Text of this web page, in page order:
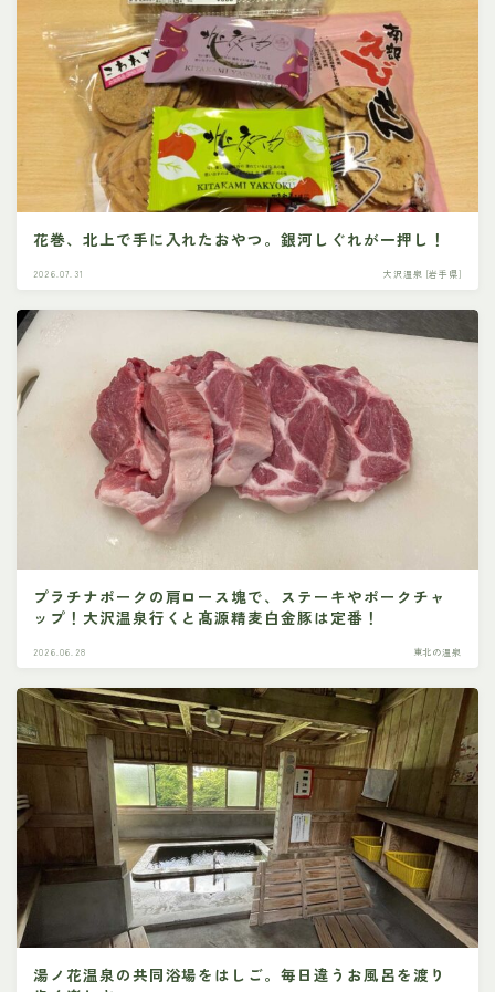
花巻、北上で手に入れたおやつ。銀河しぐれが一押し！
2026.07.31 大沢温泉 [岩手県]
プラチナポークの肩ロース塊で、ステーキやポークチャ
ップ！大沢温泉行くと髙源精麦白金豚は定番！
2026.06.28 東北の温泉
湯ノ花温泉の共同浴場をはしご。毎日違うお風呂を渡り